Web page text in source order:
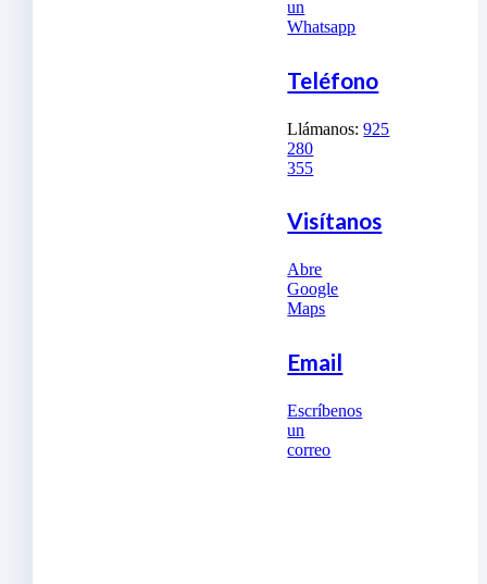
un
Whatsapp
Teléfono
Llámanos:925
280
355
Visítanos
Abre
Google
Maps
Email
Escríbenos
un
correo